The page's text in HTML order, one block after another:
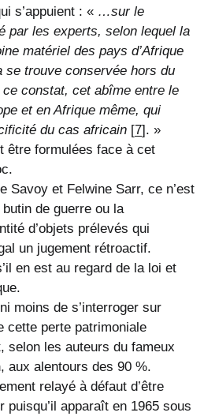
s’appuient : « …sur le
par les experts, selon lequel la
matériel des pays d’Afrique
se trouve conservée hors du
constat, cet abîme entre le
et en Afrique même, qui
du cas africain [7]. »
être formulées face à cet
Savoy et Felwine Sarr, ce n’est
de guerre ou la
d’objets prélevés qui
un jugement rétroactif.
en est au regard de la loi et
moins de s’interroger sur
cette perte patrimoniale
selon les auteurs du fameux
aux alentours des 90 %.
relayé à défaut d’être
puisqu’il apparaît en 1965 sous